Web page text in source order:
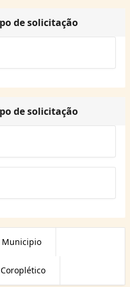
de solicitação
de solicitação
Municipio